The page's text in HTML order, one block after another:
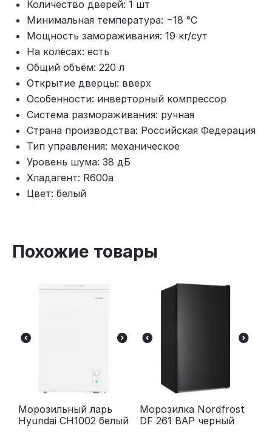
Количество дверей: 1 шт
Минимальная температура: −18 °C
Мощность замораживания: 19 кг/сут
На колёсах: есть
Общий объём: 220 л
Открытие дверцы: вверх
Особенности: инверторный компрессор
Система размораживания: ручная
Страна производства: Российская Федерация
Тип управления: механическое
Уровень шума: 38 дБ
Хладагент: R600a
Цвет: белый
Похожие товары
Морозильный ларь
Hyundai CH1002 белый
Морозилка Nordfrost
DF 261 BAP черный